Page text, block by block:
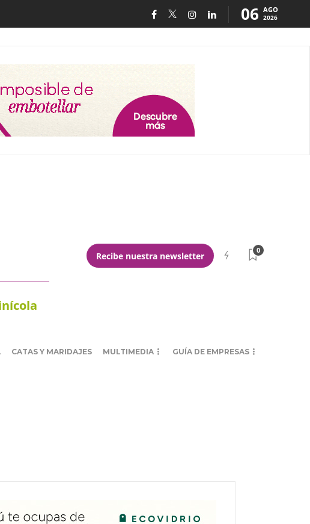
06 AGO
2026
Recibe nuestra newsletter
0
CATAS Y MARIDAJES MULTIMEDIA GUÍA DE EMPRESAS